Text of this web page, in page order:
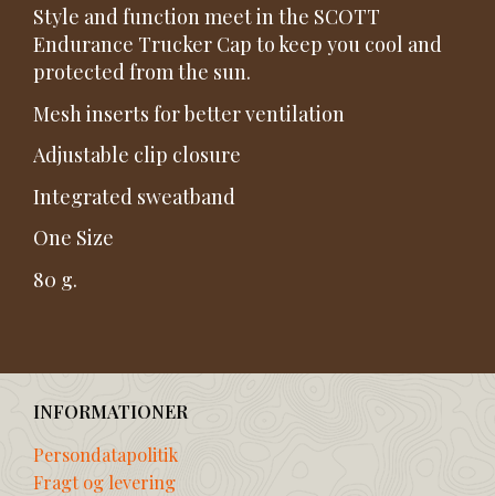
Style and function meet in the SCOTT
Endurance Trucker Cap to keep you cool and
protected from the sun.
Mesh inserts for better ventilation
Adjustable clip closure
Integrated sweatband
One Size
80 g.
INFORMATIONER
Persondatapolitik
Fragt og levering